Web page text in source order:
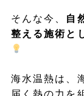
そんな今、 自
整える施術と
海水温熱は、
届く熱の力を